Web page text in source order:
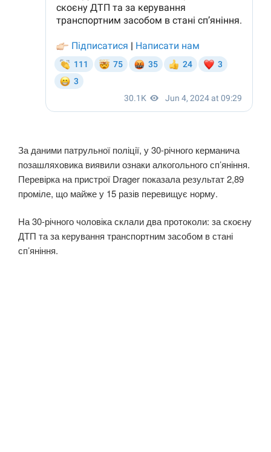
За даними патрульної поліції, у 30-річного керманича
позашляховика виявили ознаки алкогольного сп’яніння.
Перевірка на пристрої Drager показала результат 2,89
проміле, що майже у 15 разів перевищує норму.
На 30-річного чоловіка склали два протоколи: за скоєну
ДТП та за керування транспортним засобом в стані
сп’яніння.